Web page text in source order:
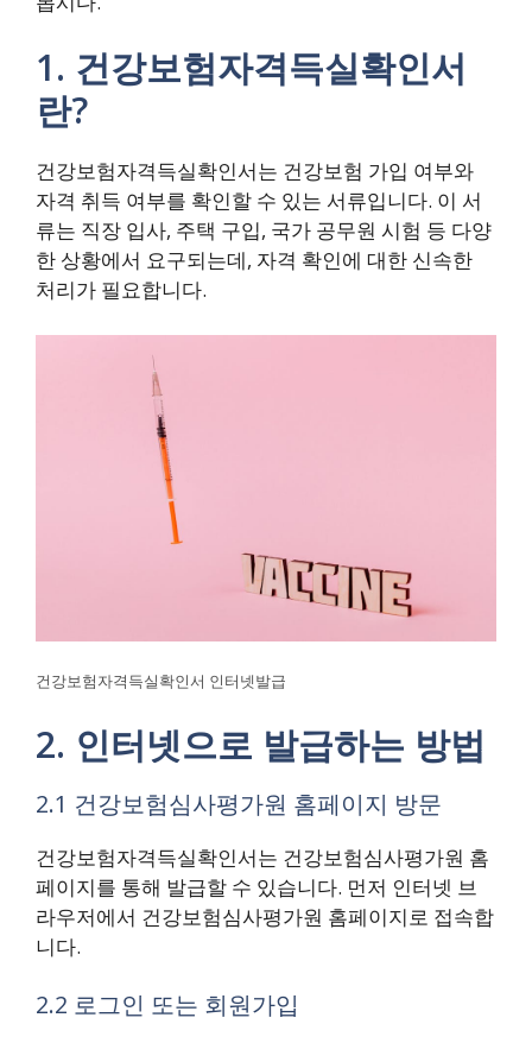
1. 건강보험자격득실확인서
란?
건강보험자격득실확인서는 건강보험 가입 여부와
자격 취득 여부를 확인할 수 있는 서류입니다. 이 서
류는 직장 입사, 주택 구입, 국가 공무원 시험 등 다양
한 상황에서 요구되는데, 자격 확인에 대한 신속한
처리가 필요합니다.
건강보험자격득실확인서 인터넷발급
2. 인터넷으로 발급하는 방법
2.1 건강보험심사평가원 홈페이지 방문
건강보험자격득실확인서는 건강보험심사평가원 홈
페이지를 통해 발급할 수 있습니다. 먼저 인터넷 브
라우저에서 건강보험심사평가원 홈페이지로 접속합
니다.
2.2 로그인 또는 회원가입